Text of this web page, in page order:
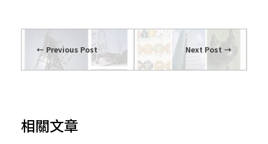
Previous Post Next Post
相關文章